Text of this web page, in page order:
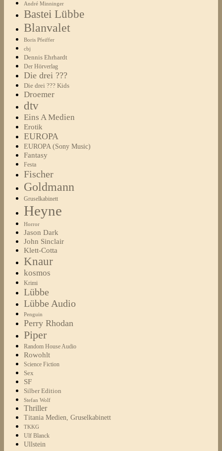
André Minninger
Bastei Lübbe
Blanvalet
Boris Pfeiffer
cbj
Dennis Ehrhardt
Der Hörverlag
Die drei ???
Die drei ??? Kids
Droemer
dtv
Eins A Medien
Erotik
EUROPA
EUROPA (Sony Music)
Fantasy
Festa
Fischer
Goldmann
Gruselkabinett
Heyne
Horror
Jason Dark
John Sinclair
Klett-Cotta
Knaur
kosmos
Krimi
Lübbe
Lübbe Audio
Penguin
Perry Rhodan
Piper
Random House Audio
Rowohlt
Science Fiction
Sex
SF
Silber Edition
Stefan Wolf
Thriller
Titania Medien, Gruselkabinett
TKKG
Ulf Blanck
Ullstein